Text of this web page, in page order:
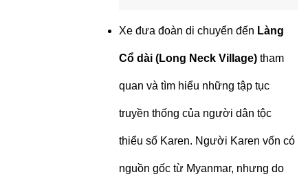
Xe đưa đoàn di chuyển đến Làng
Cổ dài (Long Neck Village) tham
quan và tìm hiểu những tập tục
truyền thống của người dân tộc
thiểu số Karen. Người Karen vốn có
nguồn gốc từ Myanmar, nhưng do